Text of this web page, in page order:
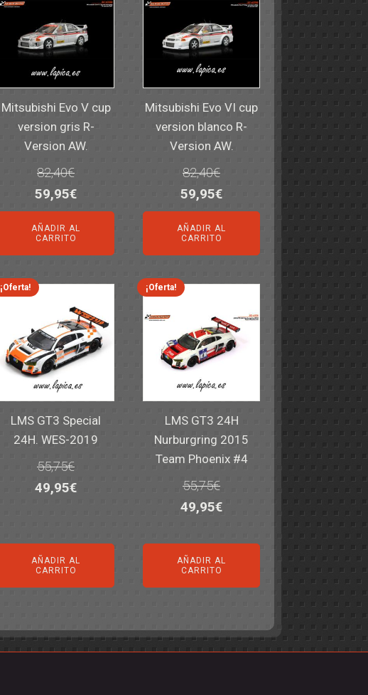
Mitsubishi Evo V cup
version gris R-
Version AW.
82,40€
El
precio
original
era:
82,40€.
59,95€El
precio
actual
es:
AÑADIR AL
CARRITO
Mitsubishi Evo VI cup
version blanco R-
Version AW.
82,40€
El
precio
original
era:
82,40€.
59,95€El
precio
actual
es:
AÑADIR AL
CARRITO
¡Oferta!
LMS GT3 Special
24H. WES-2019
55,75€
El
55,75€.
49,95€El
AÑADIR AL
CARRITO
¡Oferta!
LMS GT3 24H
Nurburgring 2015
Team Phoenix #4
55,75€
El
original
era:
55,75€.
49,95€El
actual
49,95€.
AÑADIR AL
CARRITO